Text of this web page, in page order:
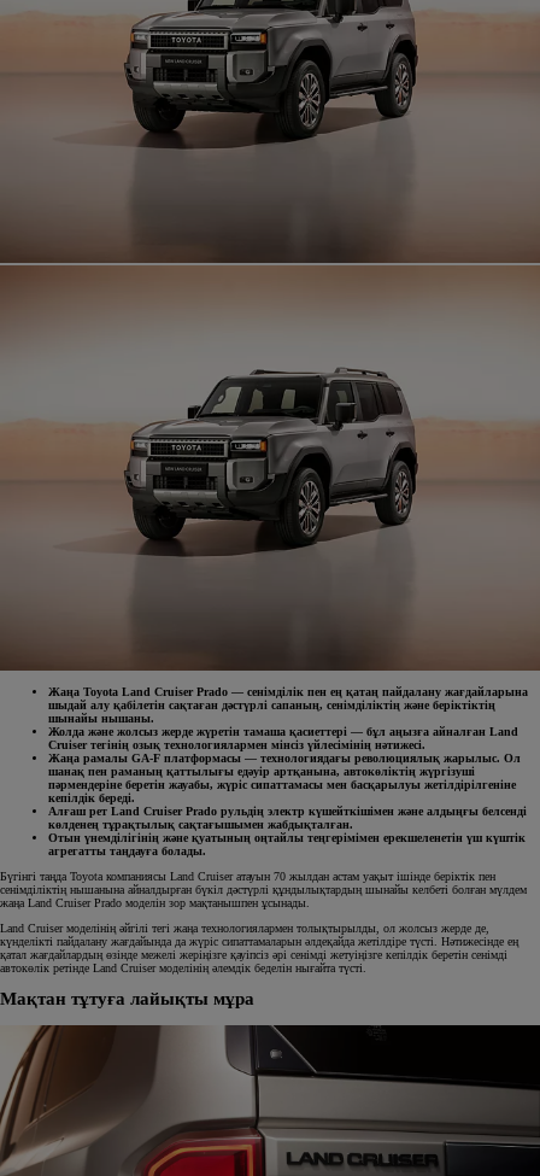
Жаңа Toyota Land Cruiser Prado — сенімділік пен ең қатаң пайдалану жағдайларына
шыдай алу қабілетін сақтаған дәстүрлі сапаның, сенімділіктің және беріктіктің
шынайы нышаны.
Жолда және жолсыз жерде жүретін тамаша қасиеттері — бұл аңызға айналған Land
Cruiser тегінің озық технологиялармен мінсіз үйлесімінің нәтижесі.
Жаңа рамалы GA-F платформасы — технологиядағы революциялық жарылыс. Ол
шанақ пен раманың қаттылығы едәуір артқанына, автокөліктің жүргізуші
пәрмендеріне беретін жауабы, жүріс сипаттамасы мен басқарылуы жетілдірілгеніне
кепілдік береді.
Алғаш рет Land Cruiser Prado рульдің электр күшейткішімен және алдыңғы белсенді
көлденең тұрақтылық сақтағышымен жабдықталған.
Отын үнемділігінің және қуатының оңтайлы теңгерімімен ерекшеленетін үш күштік
агрегатты таңдауға болады.
Бүгінгі таңда Toyota компаниясы Land Cruiser атауын 70 жылдан астам уақыт ішінде беріктік пен
сенімділіктің нышанына айналдырған бүкіл дәстүрлі құндылықтардың шынайы келбеті болған мүлдем
жаңа Land Cruiser Prado моделін зор мақтанышпен ұсынады.
Land Cruiser моделінің әйгілі тегі жаңа технологиялармен толықтырылды, ол жолсыз жерде де,
күнделікті пайдалану жағдайында да жүріс сипаттамаларын әлдеқайда жетілдіре түсті. Нәтижесінде ең
қатал жағдайлардың өзінде межелі жеріңізге қауіпсіз әрі сенімді жетуіңізге кепілдік беретін сенімді
автокөлік ретінде Land Cruiser моделінің әлемдік беделін нығайта түсті.
Мақтан тұтуға лайықты мұра